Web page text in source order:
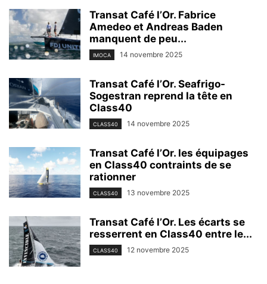
Transat Café l’Or. Fabrice
Amedeo et Andreas Baden
manquent de peu...
IMOCA 14 novembre 2025
Transat Café l’Or. Seafrigo-
Sogestran reprend la tête en
Class40
CLASS40 14 novembre 2025
Transat Café l’Or. les équipages
en Class40 contraints de se
rationner
CLASS40 13 novembre 2025
Transat Café l’Or. Les écarts se
resserrent en Class40 entre le...
CLASS40 12 novembre 2025